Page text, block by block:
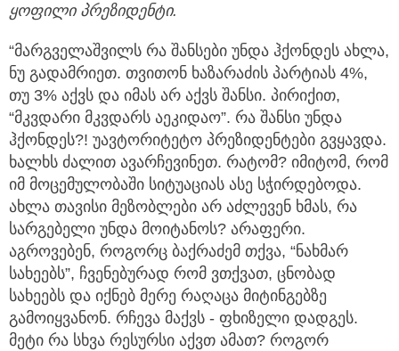
ყოფილი პრეზიდენტი.
“მარგველაშვილს რა შანსები უნდა ჰქონდეს ახლა,
ნუ გადამრიეთ. თვითონ ხაზარაძის პარტიას 4%,
თუ 3% აქვს და იმას არ აქვს შანსი. პირიქით,
“მკვდარი მკვდარს აეკიდაო”. რა შანსი უნდა
ჰქონდეს?! უავტორიტეტო პრეზიდენტები გვყავდა.
ხალხს ძალით ავარჩევინეთ. რატომ? იმიტომ, რომ
იმ მოცემულობაში სიტუაციას ასე სჭირდებოდა.
ახლა თავისი მეზობლები არ აძლევენ ხმას, რა
სარგებელი უნდა მოიტანოს? არაფერი.
აგროვებენ, როგორც ბაქრაძემ თქვა, “ნახმარ
სახეებს”, ჩვენებურად რომ ვთქვათ, ცნობად
სახეებს და იქნებ მერე რაღაცა მიტინგებზე
გამოიყვანონ. რჩევა მაქვს - ფხიზელი დადგეს.
მეტი რა სხვა რესურსი აქვთ ამათ? როგორ